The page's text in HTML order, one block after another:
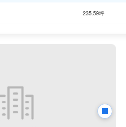
235.59坪